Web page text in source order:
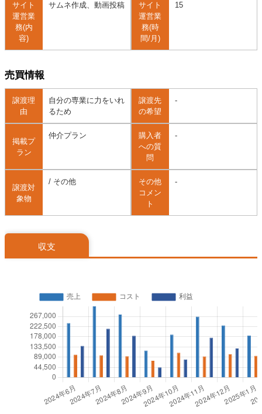
サイト
運営業
務(内
容)
サムネ作成、動画投稿
サイト
運営業
務(時
間/月)
15
売買情報
譲渡理
由
自分の専業に力をいれ
るため
譲渡先
の希望
-
掲載プ
ラン
仲介プラン
購入者
への質
問
-
譲渡対
象物
/ その他
その他
コメン
ト
-
収支